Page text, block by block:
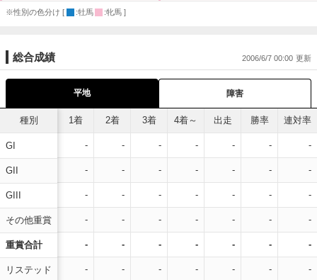
※性別の色分け [ :牡馬 :牝馬 ]
総合成績 2006/6/7 00:00
平地 障害
種別
GI
GII
GIII
その他重賞
重賞合計
リステッド
1着 2着 3着 4着～ 出走 勝率 連対率
- - - - - - -
- - - - - - -
- - - - - - -
- - - - - - -
- - - - - - -
- - - - - - -